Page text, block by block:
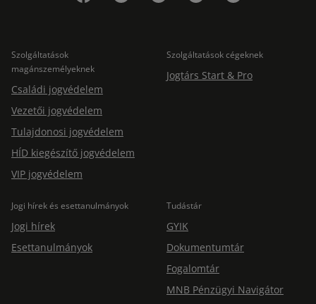
Szolgáltatások
magánszemélyeknek
Családi jogvédelem
Vezetői jogvédelem
Tulajdonosi jogvédelem
HÍD kiegészítő jogvédelem
VIP jogvédelem
Szolgáltatások cégeknek
Jogtárs Start & Pro
Jogi hírek és esettanulmányok
Jogi hírek
Esettanulmányok
Tudástár
GYIK
Dokumentumtár
Fogalomtár
MNB Pénzügyi Navigátor